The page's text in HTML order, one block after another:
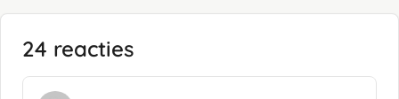
24 reacties